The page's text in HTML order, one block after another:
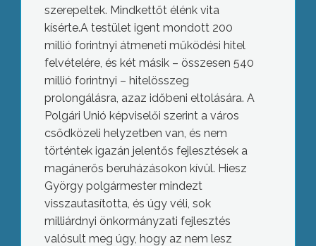
szerepeltek. Mindkettőt élénk vita
kísérte.A testület igent mondott 200
millió forintnyi átmeneti működési hitel
felvételére, és két másik – összesen 540
millió forintnyi – hitelösszeg
prolongálásra, azaz időbeni eltolására. A
Polgári Unió képviselői szerint a város
csődközeli helyzetben van, és nem
történtek igazán jelentős fejlesztések a
magánerős beruházásokon kívül. Hiesz
György polgármester mindezt
visszautasította, és úgy véli, sok
milliárdnyi önkormányzati fejlesztés
valósult meg úgy, hogy az nem lesz